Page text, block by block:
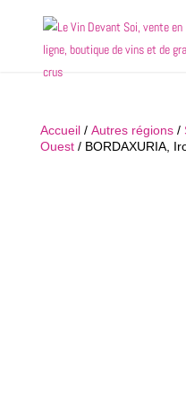
Accueil/ Autres régions/
Ouest/ BORDAXURIA,